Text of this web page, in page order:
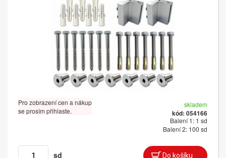
Pro zobrazení cen a nákup
se prosím přihlaste.
skladem
kód: 054166
Balení 1: 1 sd
Balení 2: 100 sd
sd